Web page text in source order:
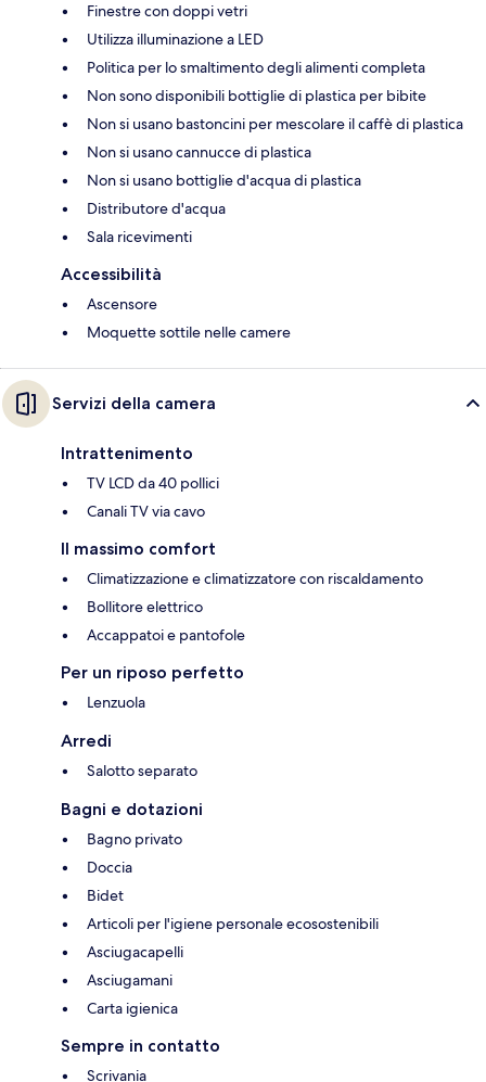
Finestre con doppi vetri
Utilizza illuminazione a LED
Politica per lo smaltimento degli alimenti completa
Non sono disponibili bottiglie di plastica per bibite
Non si usano bastoncini per mescolare il caffè di plastica
Non si usano cannucce di plastica
Non si usano bottiglie d'acqua di plastica
Distributore d'acqua
Sala ricevimenti
Accessibilità
Ascensore
Moquette sottile nelle camere
Servizi della camera
Intrattenimento
TV LCD da 40 pollici
Canali TV via cavo
Il massimo comfort
Climatizzazione e climatizzatore con riscaldamento
Bollitore elettrico
Accappatoi e pantofole
Per un riposo perfetto
Lenzuola
Arredi
Salotto separato
Bagni e dotazioni
Bagno privato
Doccia
Bidet
Articoli per l'igiene personale ecosostenibili
Asciugacapelli
Asciugamani
Carta igienica
Sempre in contatto
Scrivania